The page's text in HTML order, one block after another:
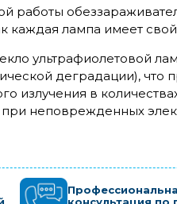
работы
каждая лампа имеет
ультрафиолетовой
деградации), что
излучения в
неповрежденных
консультация по